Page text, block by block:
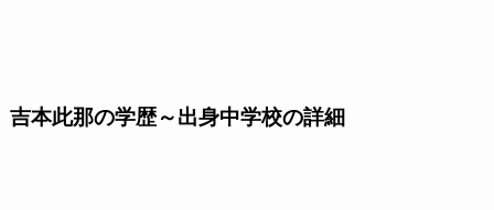
吉本此那の学歴～出身中学校の詳細